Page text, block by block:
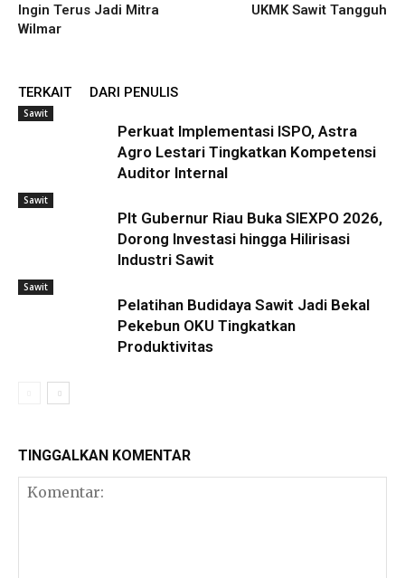
Ingin Terus Jadi Mitra
Wilmar
UKMK Sawit Tangguh
TERKAIT DARI PENULIS
Sawit
Perkuat Implementasi ISPO, Astra
Agro Lestari Tingkatkan Kompetensi
Auditor Internal
Sawit
Plt Gubernur Riau Buka SIEXPO 2026,
Dorong Investasi hingga Hilirisasi
Industri Sawit
Sawit
Pelatihan Budidaya Sawit Jadi Bekal
Pekebun OKU Tingkatkan
Produktivitas
TINGGALKAN KOMENTAR